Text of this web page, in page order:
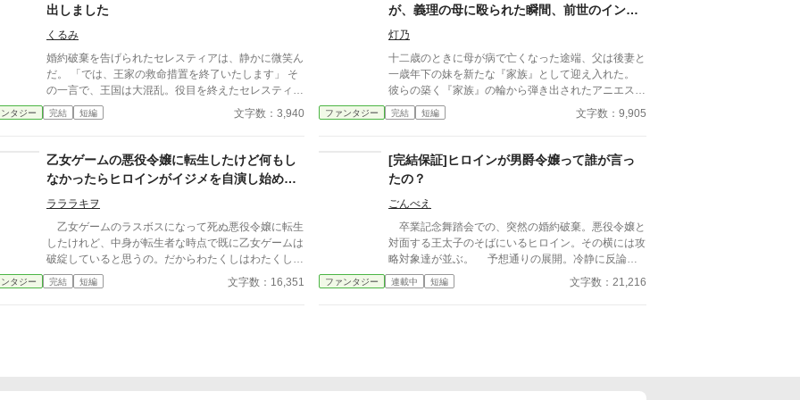
物がそれぞれの愛の形、家族の形を確認し幸せになる
お話です。
出しました
くるみ
婚約破棄を告げられたセレスティアは、静かに微笑ん
だ。 「では、王家の救命措置を終了いたします」 そ
の一言で、王国は大混乱。役目を終えたセレスティア
は、晴れやかに旅立つ。
タジー 完結 短編 文字数：3,940
が、義理の母に殴られた瞬間、前世のインテ
リヤクザなおっさんがぶちギレた場合。
灯乃
十二歳のときに母が病で亡くなった途端、父は後妻と
一歳年下の妹を新たな『家族』として迎え入れた。
彼らの築く『家族』の輪から弾き出されたアニエス
は、ある日義母の私室に呼び出され――。 タイトル
通りのおっさんコメディーです。
ファンタジー 完結 短編 文字数：9,905
乙女ゲームの悪役令嬢に転生したけど何もし
なかったらヒロインがイジメを自演し始めた
のでお望み通りにしてあげました。魔法で(°
ラララキヲ
乙女ゲームのラスボスになって死ぬ悪役令嬢に転生
したけれど、中身が転生者な時点で既に乙女ゲームは
破綻していると思うの。だからわたくしはわたくしの
ままに生きるわ。 ……それなのにヒロインさんが
イジメを自演し始めた。ゲームのストーリーを展開し
タジー 完結 短編 文字数：16,351
[完結保証]ヒロインが男爵令嬢って誰が言っ
たの？
ごんべえ
卒業記念舞踏会での、突然の婚約破棄。悪役令嬢と
対面する王太子のそばにいるヒロイン。その横には攻
略対象達が並ぶ。 予想通りの展開。冷静に反論す
る悪役令嬢。 しかし、天真爛漫で優しさが売りの
はずのヒロインの瞳を見た瞬間、背筋に冷たいものが
ファンタジー 連載中 短編 文字数：21,216